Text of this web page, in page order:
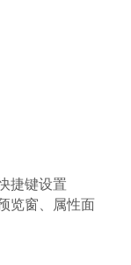
捷键设置
览窗、属性面